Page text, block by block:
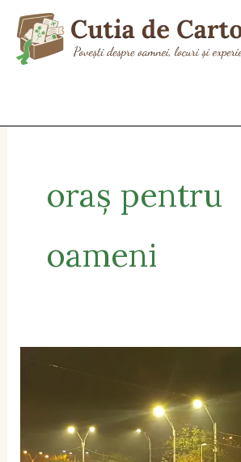
content
oraș pentru
oameni